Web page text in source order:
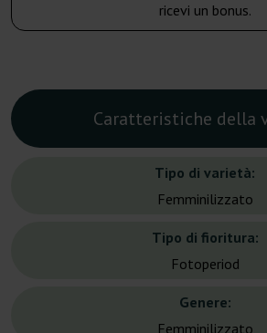
ricevi un bonus.
Caratteristiche della
Tipo di varietà:
Femminilizzato
Tipo di fioritura:
Fotoperiod
Genere:
Femminilizzato